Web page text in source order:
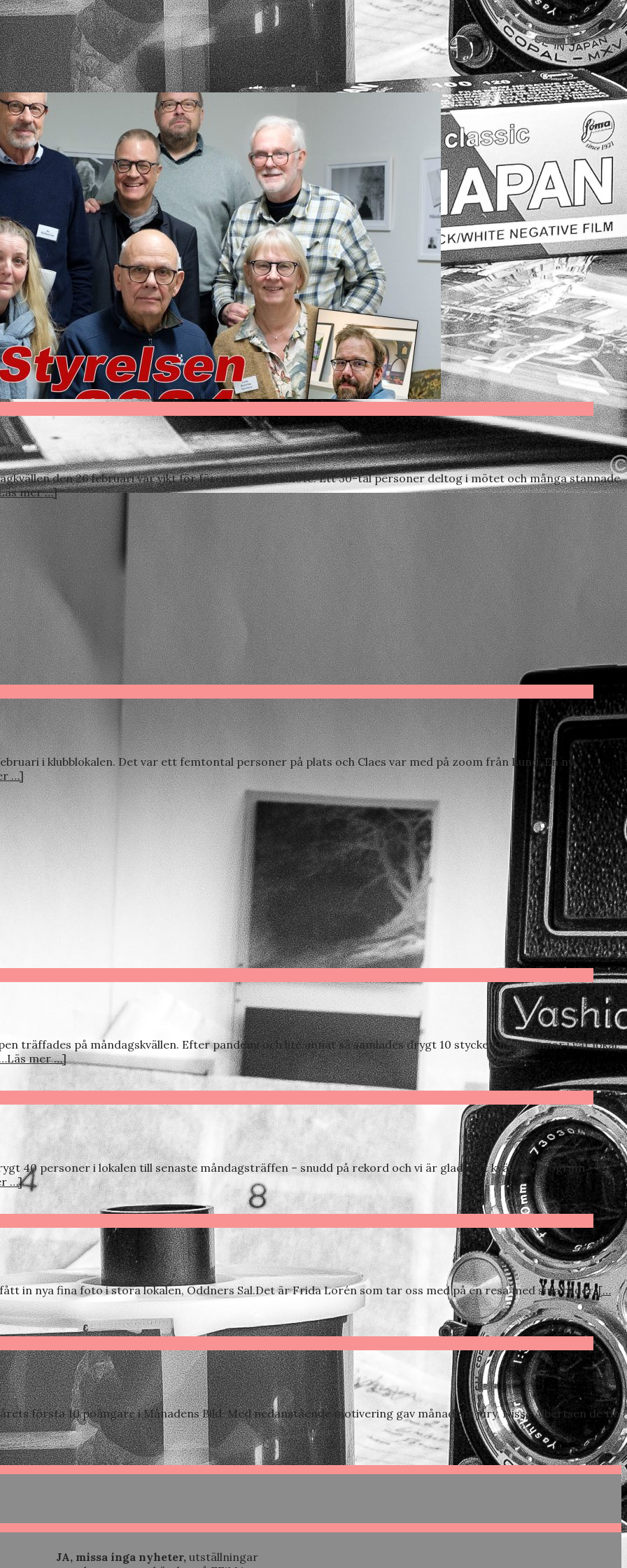
den 26 februari var vikt för föreningens årsmöte. Ett 30-tal personer deltog i mötet och många stannade
mer …]
i klubblokalen. Det var ett femtontal personer på plats och Claes var med på zoom från Lund. En ny
…]
träffades på måndagskvällen. Efter pandemi och lite annat så samlades drygt 10 stycken medlemmar i vår lokal,
mer …]
40 personer i lokalen till senaste måndagsträffen – snudd på rekord och vi är glada att kvällens program
…]
in nya fina foto i stora lokalen, Oddners Sal.Det är Frida Lorén som tar oss med på en resa med sina bilder.[…
första 10 poängare i Månadens Bild. Med nedanstående motivering gav månadens jury, Nisse Albertsen de tio
JA, missa inga nyheter,utställningar